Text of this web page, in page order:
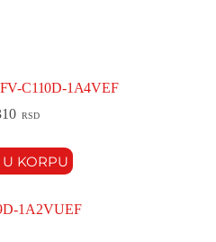
C110D-1A4VEF
RSD
KORPU